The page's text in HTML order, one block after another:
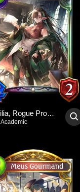
Verdilia, Rogue Professor
Academic